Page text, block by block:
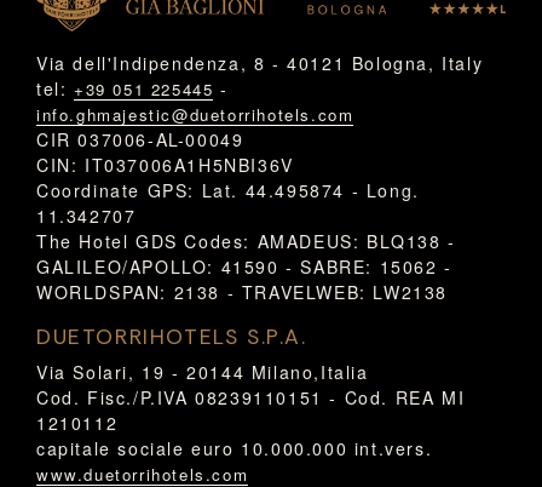
Via dell'Indipendenza, 8 - 40121 Bologna, Italy
tel: +39 051 225445 -
info.ghmajestic@duetorrihotels.com
CIR 037006-AL-00049
CIN: IT037006A1H5NBI36V
Coordinate GPS: Lat. 44.495874 - Long.
11.342707
The Hotel GDS Codes: AMADEUS: BLQ138 -
GALILEO/APOLLO: 41590 - SABRE: 15062 -
WORLDSPAN: 2138 - TRAVELWEB: LW2138
DUETORRIHOTELS S.P.A.
Via Solari, 19 - 20144 Milano,Italia
Cod. Fisc./P.IVA 08239110151 - Cod. REA MI
1210112
capitale sociale euro 10.000.000 int.vers.
www.duetorrihotels.com